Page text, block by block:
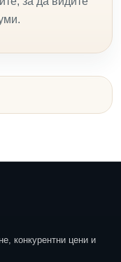
конкурентни цени и